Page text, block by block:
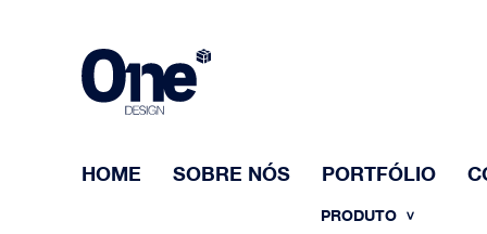
HOME SOBRE NÓS PORTFÓLIO
PRODUTO